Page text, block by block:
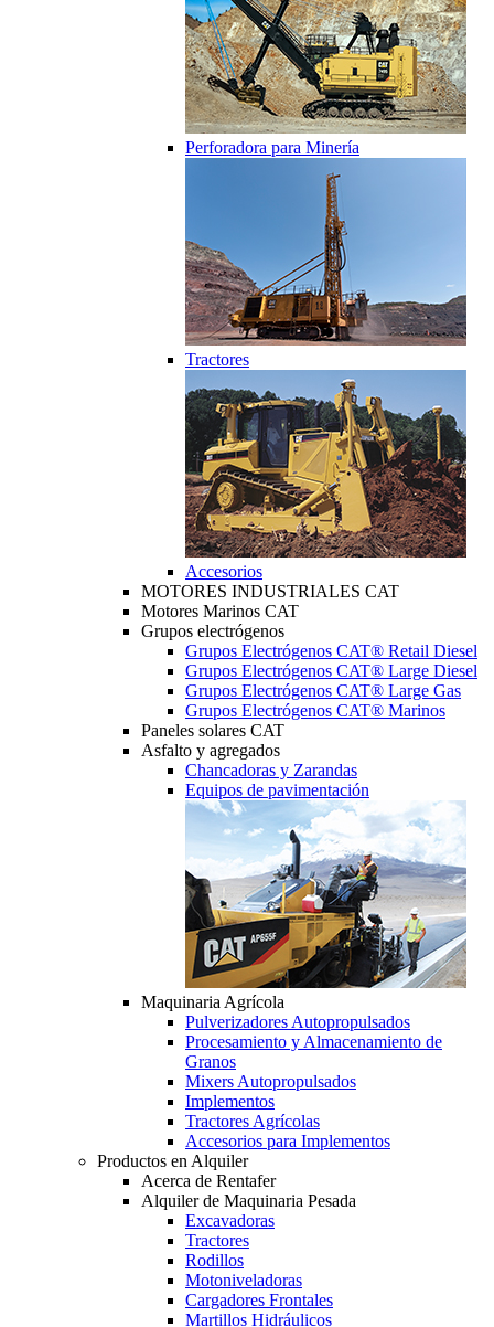
Perforadora para Minería
Tractores
Accesorios
MOTORES INDUSTRIALES CAT
Motores Marinos CAT
Grupos electrógenos
Grupos Electrógenos CAT® Retail Diesel
Grupos Electrógenos CAT® Large Diesel
Grupos Electrógenos CAT® Large Gas
Grupos Electrógenos CAT® Marinos
Paneles solares CAT
Asfalto y agregados
Chancadoras y Zarandas
Equipos de pavimentación
Maquinaria Agrícola
Pulverizadores Autopropulsados
Procesamiento y Almacenamiento de
Granos
Mixers Autopropulsados
Implementos
Tractores Agrícolas
Accesorios para Implementos
Productos en Alquiler
Acerca de Rentafer
Alquiler de Maquinaria Pesada
Excavadoras
Tractores
Rodillos
Motoniveladoras
Cargadores Frontales
Martillos Hidráulicos